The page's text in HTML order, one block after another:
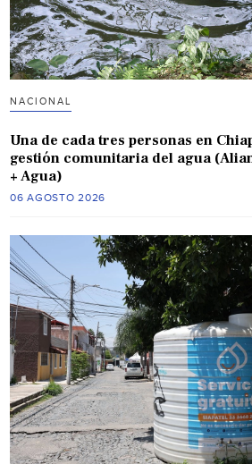
NACIONAL
Una de cada tres personas en
gestión comunitaria del agua
+ Agua)
06 AGOSTO 2026